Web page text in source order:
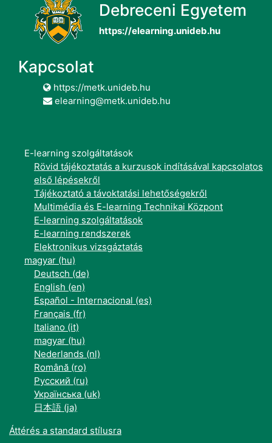
Debreceni Egyetem
https://elearning.unideb.hu
Kapcsolat
https://metk.unideb.hu
elearning@metk.unideb.hu
E-learning szolgáltatások
Rövid tájékoztatás a kurzusok indításával kapcsolatos
első lépésekről
Tájékoztató a távoktatási lehetőségekről
Multimédia és E-learning Technikai Központ
E-learning szolgáltatások
E-learning rendszerek
Elektronikus vizsgáztatás
magyar ‎(hu)‎
Deutsch ‎(de)‎
English ‎(en)‎
Español - Internacional ‎(es)‎
Français ‎(fr)‎
Italiano ‎(it)‎
magyar ‎(hu)‎
Nederlands ‎(nl)‎
Română ‎(ro)‎
Русский ‎(ru)‎
Українська ‎(uk)‎
日本語 ‎(ja)‎
Áttérés a standard stílusra